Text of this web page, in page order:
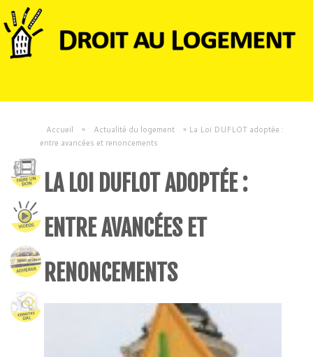
Accueil » Actualité du logement » La Loi DUFLOT adoptée :
entre avancées et renoncements
LA LOI DUFLOT ADOPTÉE :
ENTRE AVANCÉES ET
RENONCEMENTS